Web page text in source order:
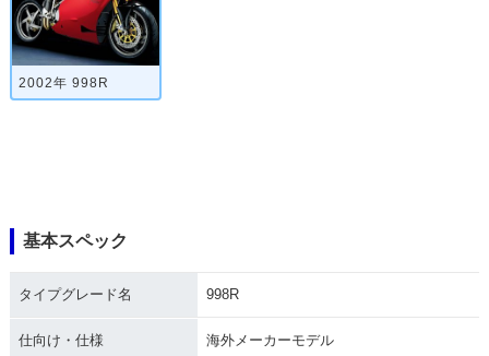
2002年 998R
基本スペック
タイプグレード名 998R
仕向け・仕様 海外メーカーモデル